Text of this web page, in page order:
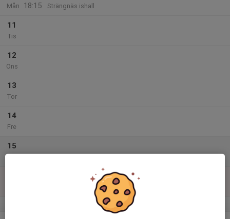
Mån
18:15
Strängnäs ishall
11
Tis
12
Ons
13
Tor
14
Fre
15
v.12